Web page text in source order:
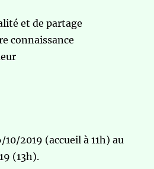
et de partage
connaissance
2019 (accueil à 11h) au
(13h).